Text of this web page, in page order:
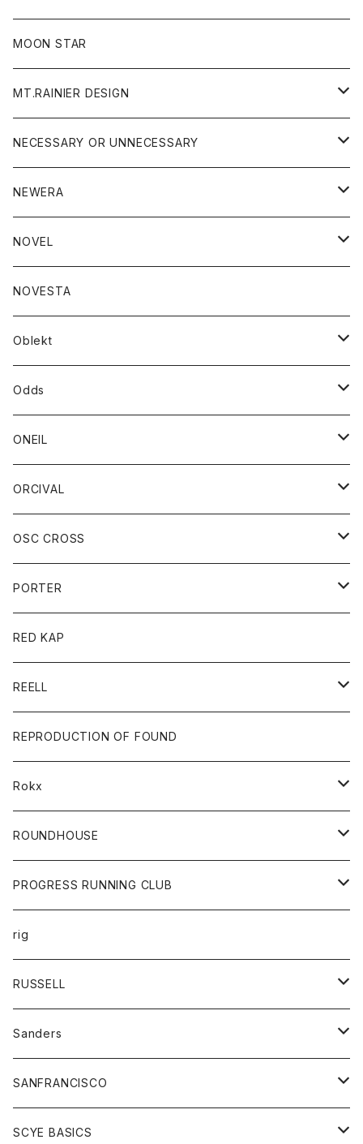
フリース
ジャケット
ニット
パンツ
帽子
MOON STAR
MT.RAINIER DESIGN
アウター
コート
ジャケット
アクセサリー
バッグ
グッズ
ウォレット
靴
トップス
ジャケット
シャツ
ボトム
ショートパンツ
パンツ
レディース
シャツ
Tシャツ
NECESSARY OR UNNECESSARY
アウター
コート
ジャケット
アクセサリー
バッグ
ブレスレット
グッズ
靴
ストール/マフラー
トップス
シャツ
シャツジャケット
ロングスリーブＴシャツ
ボトム
ショートパンツ
ジーンズ
NEWERA
帽子
NOVEL
トップス
カットソー
スエット
ボトム
NOVESTA
Oblekt
ボトム
ショートパンツ
パンツ
レディース
ボトム
Odds
帽子
ONEIL
スカート
ORCIVAL
アウター
コート
ジャケット
アクセサリー
バッグ
キッズ
Tシャツ
帽子
グッズ
靴
バック
トップス
カットソー
カーディガン
ニット
ベスト
ボトムス
ショートパンツ
パンツ
レディース
カットソー
コート
OSC CROSS
ダウンジャケット
PORTER
カードホルダー
キーホルダー
財布
バック
RED KAP
REELL
パンツ
ショートパンツ
REPRODUCTION OF FOUND
Rokx
ボトム
ROUNDHOUSE
エプロン
キッズ
オーバーオール
ボトム
ペインターパンツ
PROGRESS RUNNING CLUB
トップス
Tシャツ
グッズ
帽子
rig
RUSSELL
アウター
コート
パーカー
スカート
Tシャツ
Sanders
グッズ
靴
SANFRANCISCO
アウター
SCYE BASICS